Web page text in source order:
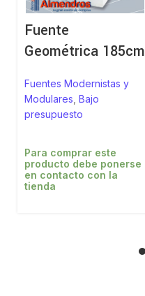
Fuente
Geométrica 185cm
Fuentes Modernistas y
Modulares ,Bajo
presupuesto
Para comprar este
producto debe ponerse
en contacto con la
tienda